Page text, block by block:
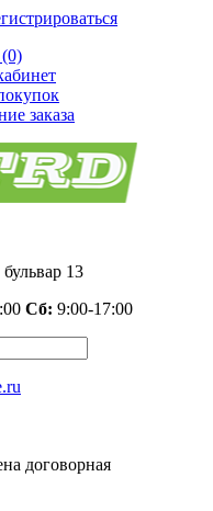
заказа
13
Сб: 9:00-17:00
договорная